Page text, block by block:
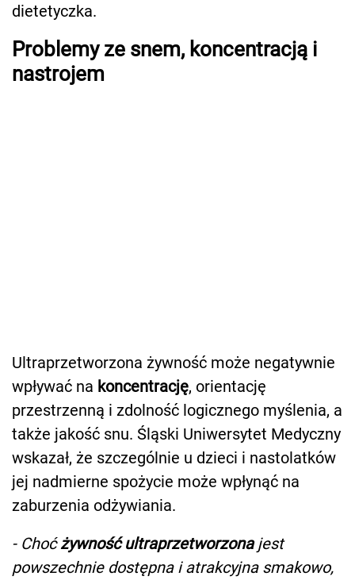
dietetyczka.
Problemy ze snem, koncentracją i
nastrojem
Ultraprzetworzona żywność może negatywnie
wpływać na koncentrację, orientację
przestrzenną i zdolność logicznego myślenia, a
także jakość snu. Śląski Uniwersytet Medyczny
wskazał, że szczególnie u dzieci i nastolatków
jej nadmierne spożycie może wpłynąć na
zaburzenia odżywiania.
- Choćżywność ultraprzetworzonajest
powszechnie dostępna i atrakcyjna smakowo,